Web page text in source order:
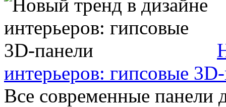
интерьеров: гипсовые
Все современные панели